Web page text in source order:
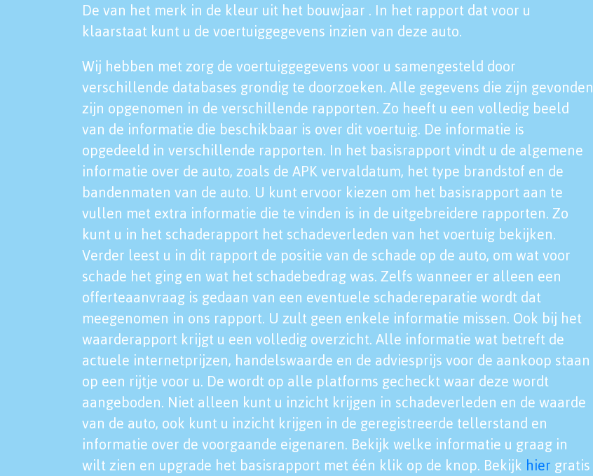
De van het merk in de kleur uit het bouwjaar . In het rapport dat voor u
klaarstaat kunt u de voertuiggegevens inzien van deze auto.
Wij hebben met zorg de voertuiggegevens voor u samengesteld door
verschillende databases grondig te doorzoeken. Alle gegevens die zijn gevonden
zijn opgenomen in de verschillende rapporten. Zo heeft u een volledig beeld
van de informatie die beschikbaar is over dit voertuig. De informatie is
opgedeeld in verschillende rapporten. In het basisrapport vindt u de algemene
informatie over de auto, zoals de APK vervaldatum, het type brandstof en de
bandenmaten van de auto. U kunt ervoor kiezen om het basisrapport aan te
vullen met extra informatie die te vinden is in de uitgebreidere rapporten. Zo
kunt u in het schaderapport het schadeverleden van het voertuig bekijken.
Verder leest u in dit rapport de positie van de schade op de auto, om wat voor
schade het ging en wat het schadebedrag was. Zelfs wanneer er alleen een
offerteaanvraag is gedaan van een eventuele schadereparatie wordt dat
meegenomen in ons rapport. U zult geen enkele informatie missen. Ook bij het
waarderapport krijgt u een volledig overzicht. Alle informatie wat betreft de
actuele internetprijzen, handelswaarde en de adviesprijs voor de aankoop staan
op een rijtje voor u. De wordt op alle platforms gecheckt waar deze wordt
aangeboden. Niet alleen kunt u inzicht krijgen in schadeverleden en de waarde
van de auto, ook kunt u inzicht krijgen in de geregistreerde tellerstand en
informatie over de voorgaande eigenaren. Bekijk welke informatie u graag in
wilt zien en upgrade het basisrapport met één klik op de knop. Bekijk hier gratis